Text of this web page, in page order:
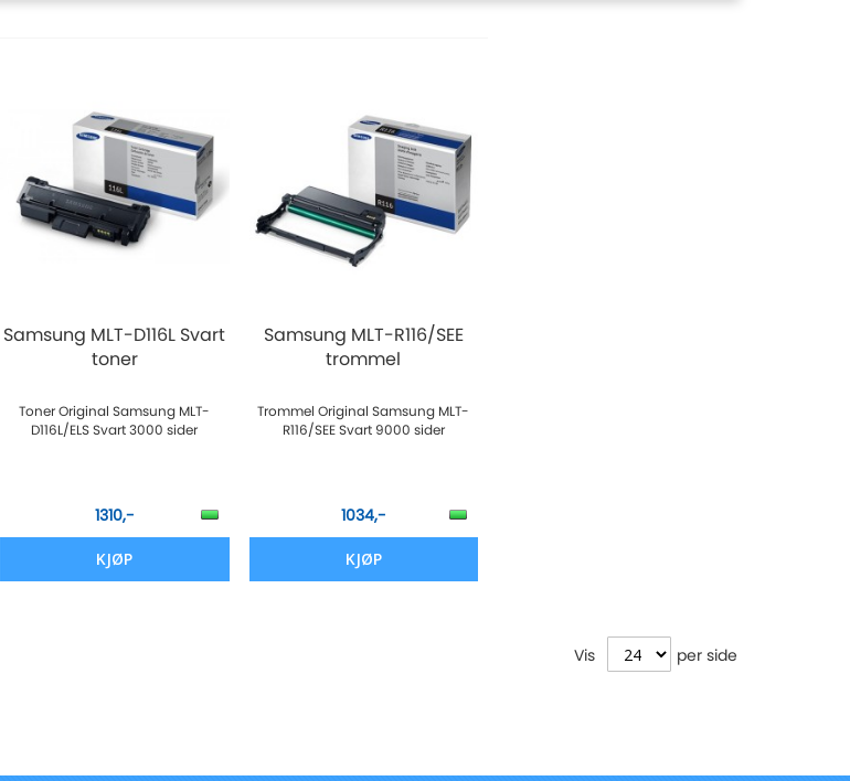
Samsung MLT-D116L Svart
toner
Toner Original Samsung MLT-
D116L/ELS Svart 3000 sider
1310,-
KJØP
Samsung MLT-R116/SEE
trommel
Trommel Original Samsung MLT-
R116/SEE Svart 9000 sider
1034,-
KJØP
Vis per side